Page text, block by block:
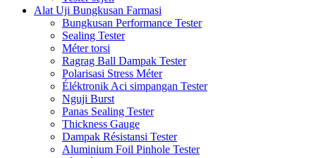
Alat Uji Bungkusan Farmasi
Bungkusan Performance Tester
Sealing Tester
Méter torsi
Ragrag Ball Dampak Tester
Polarisasi Stress Méter
Éléktronik Aci simpangan Tester
Nguji Burst
Panas Sealing Tester
Thickness Gauge
Dampak Résistansi Tester
Aluminium Foil Pinhole Tester